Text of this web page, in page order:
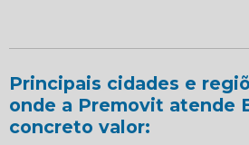
Principais cidades e
onde a Premovit atende
concreto valor: